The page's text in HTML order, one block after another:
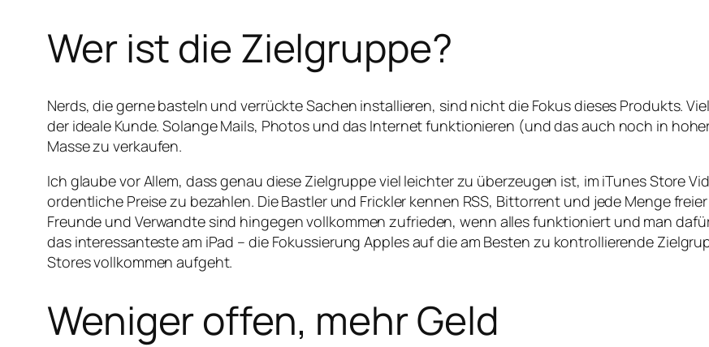
Wer ist die Zielgruppe?
Nerds, die gerne basteln und verrückte Sachen installieren, sind nicht die Fokus dieses Produkts.
der ideale Kunde. Solange Mails, Photos und das Internet funktionieren (und das auch noch in
Masse zu verkaufen.
Ich glaube vor Allem, dass genau diese Zielgruppe viel leichter zu überzeugen ist, im iTunes Store
ordentliche Preise zu bezahlen. Die Bastler und Frickler kennen RSS, Bittorrent und jede Menge
Freunde und Verwandte sind hingegen vollkommen zufrieden, wenn alles funktioniert und man
das interessanteste am iPad – die Fokussierung Apples auf die am Besten zu kontrollierende
Stores vollkommen aufgeht.
Weniger offen, mehr Geld